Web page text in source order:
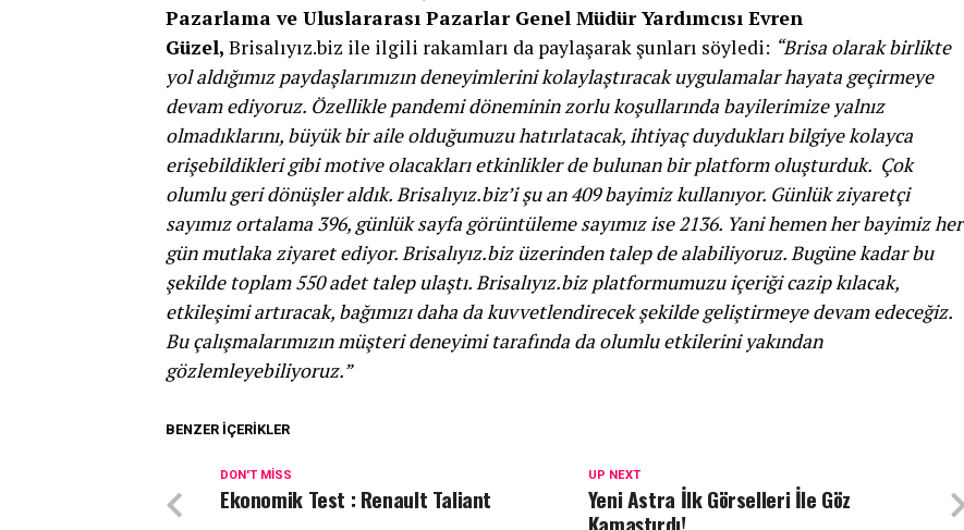
Pazarlama ve Uluslararası Pazarlar Genel Müdür Yardımcısı Evren
Güzel, Brisalıyız.biz ile ilgili rakamları da paylaşarak şunları söyledi: “Brisa olarak birlikte
yol aldığımız paydaşlarımızın deneyimlerini kolaylaştıracak uygulamalar hayata geçirmeye
devam ediyoruz. Özellikle pandemi döneminin zorlu koşullarında bayilerimize yalnız
olmadıklarını, büyük bir aile olduğumuzu hatırlatacak, ihtiyaç duydukları bilgiye kolayca
erişebildikleri gibi motive olacakları etkinlikler de bulunan bir platform oluşturduk. Çok
olumlu geri dönüşler aldık. Brisalıyız.biz’i şu an 409 bayimiz kullanıyor. Günlük ziyaretçi
sayımız ortalama 396, günlük sayfa görüntüleme sayımız ise 2136. Yani hemen her bayimiz her
gün mutlaka ziyaret ediyor. Brisalıyız.biz üzerinden talep de alabiliyoruz. Bugüne kadar bu
şekilde toplam 550 adet talep ulaştı. Brisalıyız.biz platformumuzu içeriği cazip kılacak,
etkileşimi artıracak, bağımızı daha da kuvvetlendirecek şekilde geliştirmeye devam edeceğiz.
Bu çalışmalarımızın müşteri deneyimi tarafında da olumlu etkilerini yakından
gözlemleyebiliyoruz.”
BENZER İÇERIKLER
UP NEXT
Yeni Astra İlk Görselleri İle Göz
DON'T MISS
Ekonomik Test : Renault Taliant